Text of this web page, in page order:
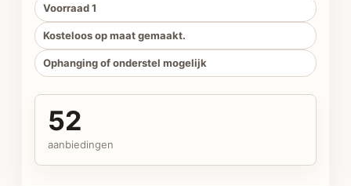
Voorraad 1
Kosteloos op maat gemaakt.
Ophanging of onderstel mogelijk
52
aanbiedingen